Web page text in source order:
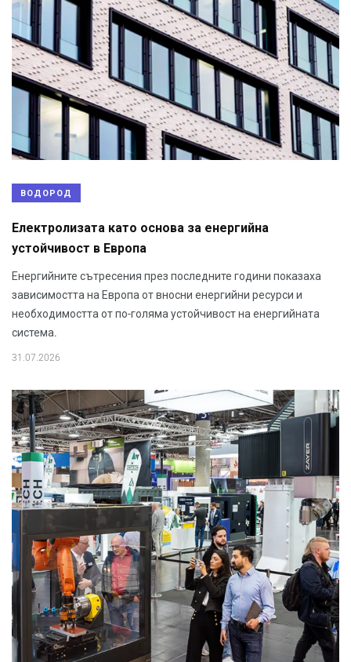
ВОДОРОД
Електролизата като основа за енергийна
устойчивост в Европа
Енергийните сътресения през последните години показаха
зависимостта на Европа от вносни енергийни ресурси и
необходимостта от по-голяма устойчивост на енергийната
система.
31.07.2026